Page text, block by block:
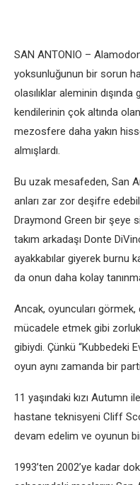
SAN ANTONIO –
yoksunluğunun bir sorun
olasılıklar aleminin
kendilerinin çok altında
mezosfere daha yakın
almışlardı.
Bu uzak mesafeden, San
anları zar zor deşifre
Draymond Green bir şeye
takım arkadaşı Donte
ayakkabılar giyerek burnu
da onun daha kolay
Ancak, oyuncuları
mücadele etmek gibi
gibiydi. Çünkü “Kubbedeki
oyun aynı zamanda bir
11 yaşındaki kızı Autumn
hastane teknisyeni Cliff
devam edelim ve oyunun
1993’ten 2002’ye kadar